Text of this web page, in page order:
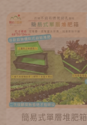
簡易式單層堆肥箱